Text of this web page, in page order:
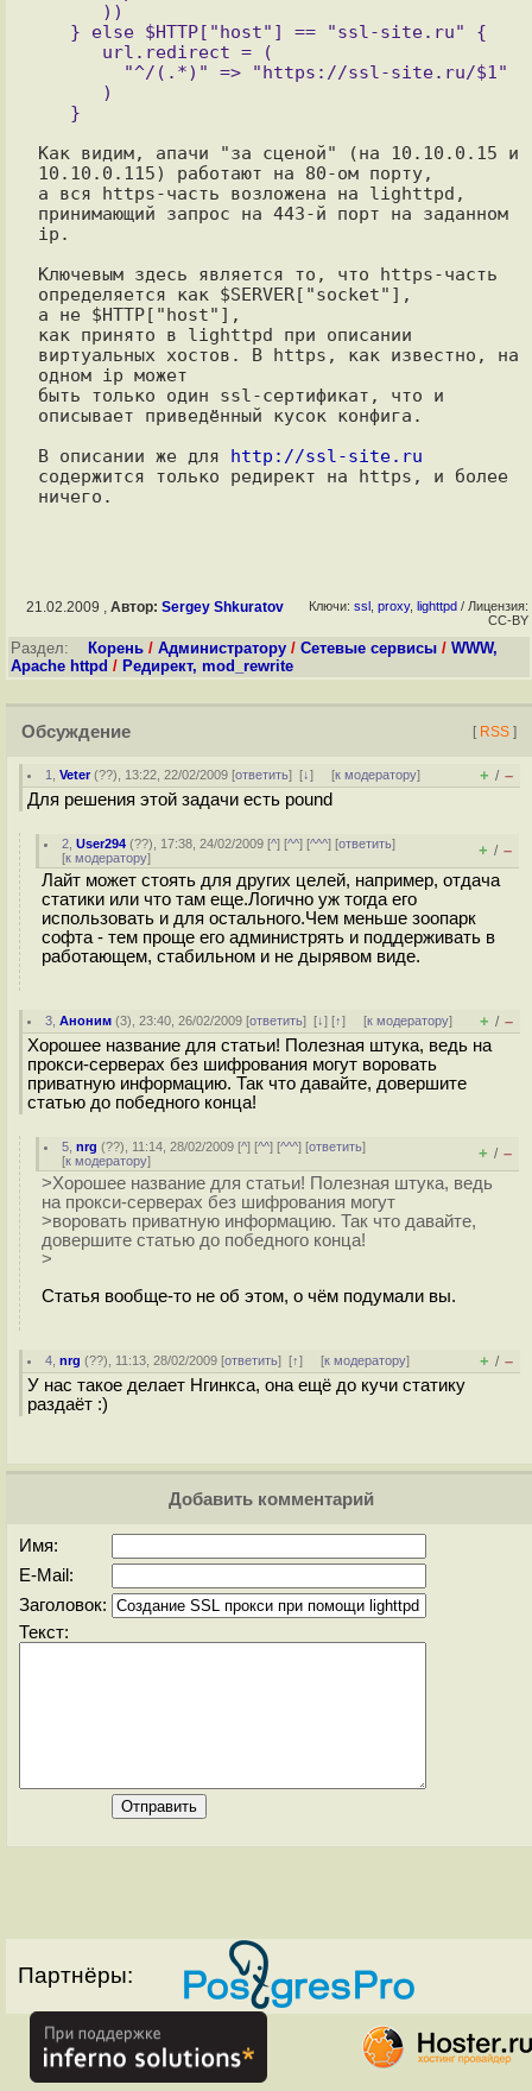
Как видим, апачи "за сценой" (на 10.10.0.15 и
10.10.0.115) работают на 80-ом порту,
а вся https-часть возложена на lighttpd,
принимающий запрос на 443-й порт на заданном
ip.
Ключевым здесь является то, что https-часть
определяется как $SERVER["socket"],
а не $HTTP["host"],
как принято в lighttpd при описании
виртуальных хостов. В https, как известно, на
одном ip может
быть только один ssl-сертификат, что и
описывает приведённый кусок конфига.
В описании же для http://ssl-site.ru
содержится только редирект на https, и более
21.02.2009 , Автор: Sergey Shkuratov Ключи: ssl proxy, lighttpd / Лицензия:
CC-BY
Раздел: Корень / Администратору / Сетевые сервисы / WWW,
Apache httpd / Редирект, mod_rewrite
Обсуждение [ RSS ]
1 ,Veter(??), 13:22, 22/02/2009 [ответить][↓] [к модератору] + / –
Для решения этой задачи есть pound
2 ,User294 (??), 17:38, 24/02/2009 [^] [^^] [^^^] [ответить]
[к модератору] + / –
Лайт может стоять для других целей, например, отдача
статики или что там еще.Логично уж тогда его
использовать и для остального.Чем меньше зоопарк
софта - тем проще его администрять и поддерживать в
работающем, стабильном и не дырявом виде.
3 ,Аноним (3), 23:40, 26/02/2009 [ответить][↓] [↑] [к модератору] + / –
Хорошее название для статьи! Полезная штука, ведь на
прокси-серверах без шифрования могут воровать
приватную информацию. Так что давайте, довершите
статью до победного конца!
5 ,nrg (??), 11:14, 28/02/2009 [^] [^^] [^^^] [ответить]
[к модератору] + / –
>Хорошее название для статьи! Полезная штука, ведь
на прокси-серверах без шифрования могут
>воровать приватную информацию. Так что давайте,
довершите статью до победного конца!
>
Статья вообще-то не об этом, о чём подумали вы.
4 ,nrg (??), 11:13, 28/02/2009 [ответить][↑] [к модератору] + / –
У нас такое делает Нгинкса, она ещё до кучи статику
раздаёт :)
Добавить комментарий
Имя:
E-Mail:
Заголовок:
Текст:
Партнёры: